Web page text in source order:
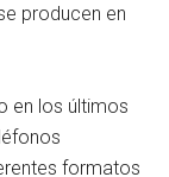
producen en
en los últimos
formatos